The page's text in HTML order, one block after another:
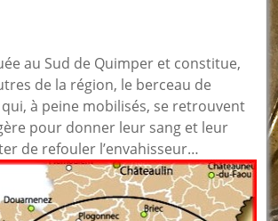
au Sud de Quimper et constitue,
de la région, le berceau de
à peine mobilisés, se retrouvent
pour donner leur sang et leur
de refouler l’envahisseur…